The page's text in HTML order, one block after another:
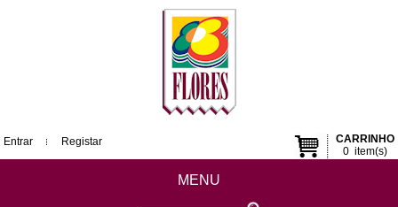
CARRINHO
0item(s)
Entrar Registar
MENU